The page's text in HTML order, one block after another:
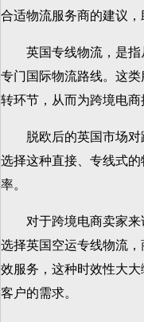
合适物流服务商的建议，
英国专线物流，是指
专门国际物流路线。这
转环节，从而为跨境电商
脱欧后的英国市场对
选择这种直接、专线式
率。
对于跨境电商卖家来
选择英国空运专线物流
效服务，这种时效性大
客户的需求。